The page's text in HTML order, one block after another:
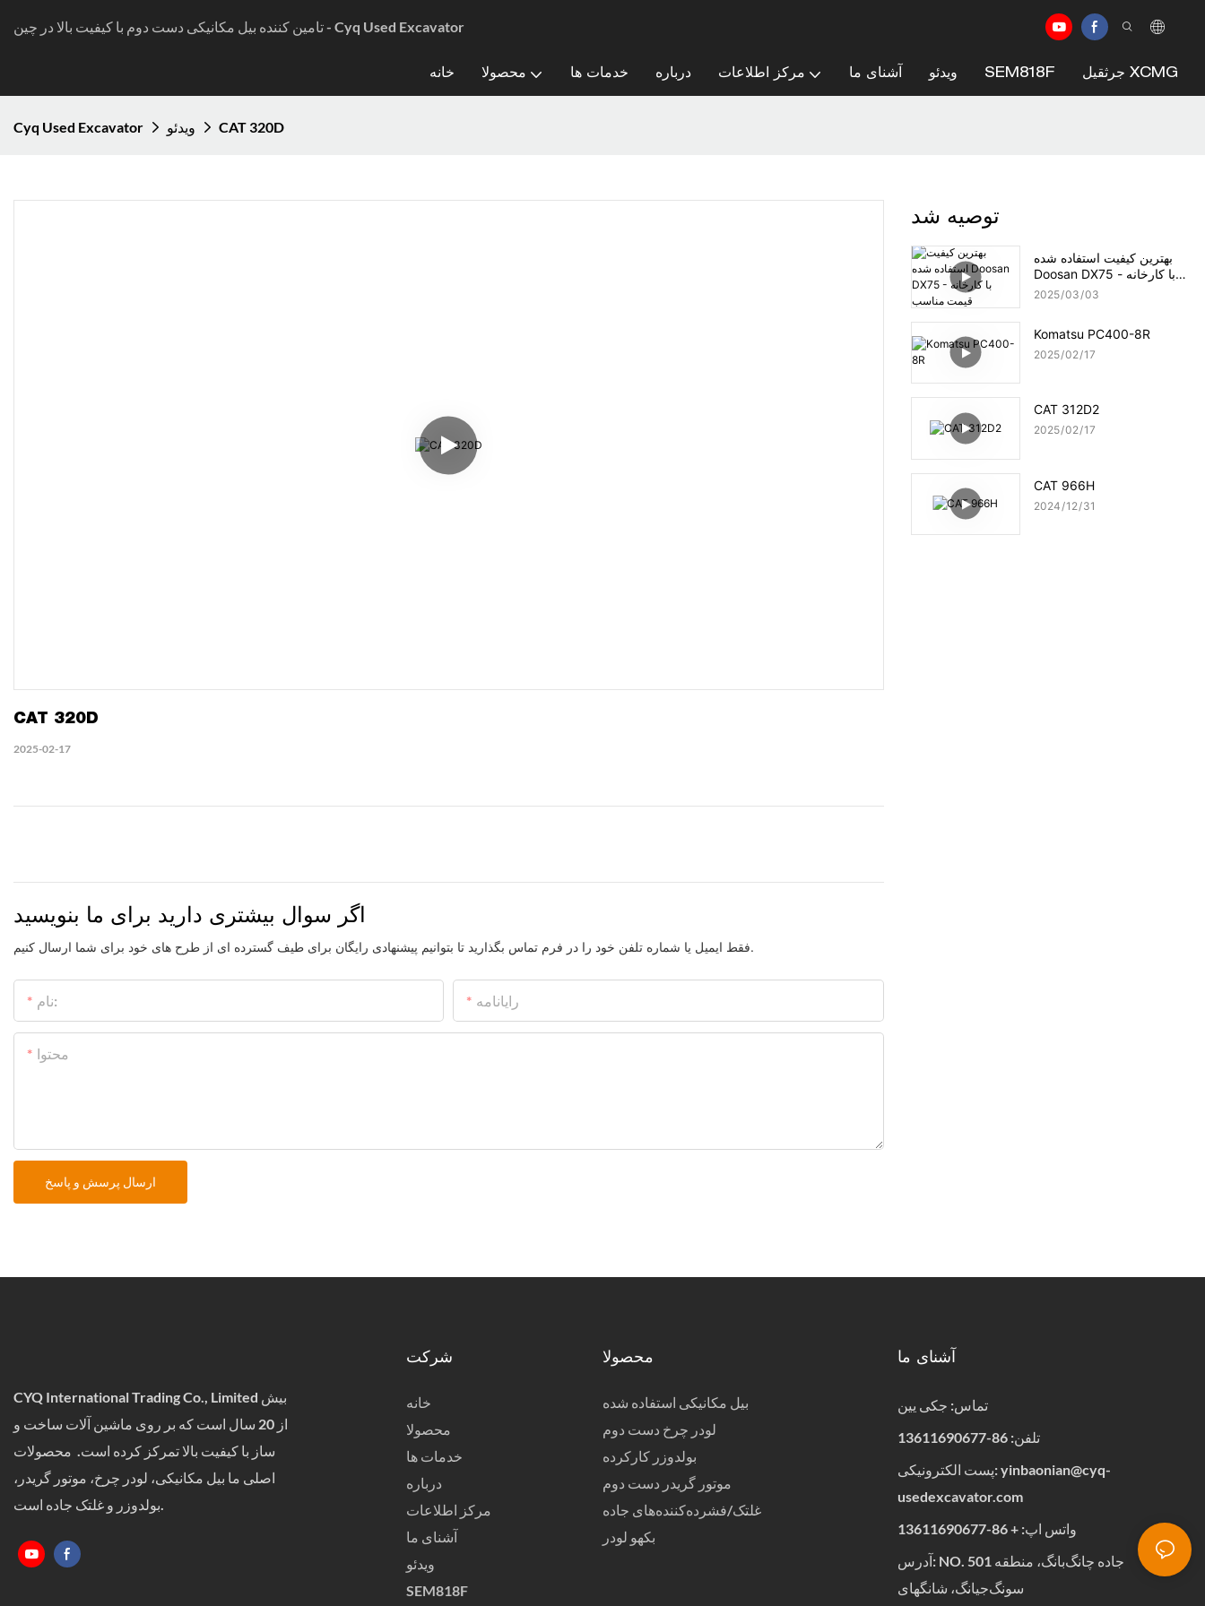
تامین کننده بیل مکانیکی دست دوم با کیفیت بالا در چین - Cyq Used Excavator
خانه محصولا خدمات ها درباره مرکز اطلاعات آشنای ما ویدئو SEM818F جرثقیل XCMG
Cyq Used Excavator ویدئو CAT 320D
CAT 320D
2025-02-17
اگر سوال بیشتری دارید برای ما بنویسید
فقط ایمیل یا شماره تلفن خود را در فرم تماس بگذارید تا بتوانیم پیشنهادی رایگان برای طیف گسترده ای از طرح های خود برای شما ارسال کنیم.
نام: رایانامه
محتوا
ارسال پرسش و پاسخ
توصیه شد
بهترین کیفیت استفاده شده
Doosan DX75 - با کارخانه
قیمت مناسب
2025 03 03
Komatsu PC400-8R
2025 02 17
CAT 312D2
2025 02 17
CAT 966H
2024 12 31
CYQ International Trading Co., Limited بیش
از 20 سال است که بر روی ماشین آلات ساخت و
ساز با کیفیت بالا تمرکز کرده است. محصولات
اصلی ما بیل مکانیکی، لودر چرخ، موتور گریدر،
بولدوزر و غلتک جاده است.
شرکت
خانه
محصولا
خدمات ها
درباره
مرکز اطلاعات
آشنای ما
ویدئو
SEM818F
محصولا
بیل مکانیکی استفاده شده
لودر چرخ دست دوم
بولدوزر کارکرده
موتور گریدر دست دوم
غلتک/فشرده‌کننده‌های جاده
بکهو لودر
آشنای ما
تماس: جکی یین
تلفن: 86-13611690677
پست الکترونیکی:yinbaonian@cyq-
usedexcavator.com
واتس اپ:+
86-13611690677
آدرس: NO. 501 جاده چانگ‌بانگ، منطقه
سونگ‌جیانگ، شانگهای